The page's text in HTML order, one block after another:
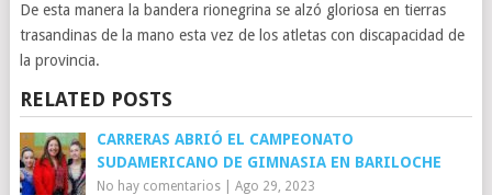
De esta manera la bandera rionegrina se alzó gloriosa en tierras
trasandinas de la mano esta vez de los atletas con discapacidad de
la provincia.
RELATED POSTS
CARRERAS ABRIÓ EL CAMPEONATO
SUDAMERICANO DE GIMNASIA EN BARILOCHE
No hay comentarios| Ago 29, 2023